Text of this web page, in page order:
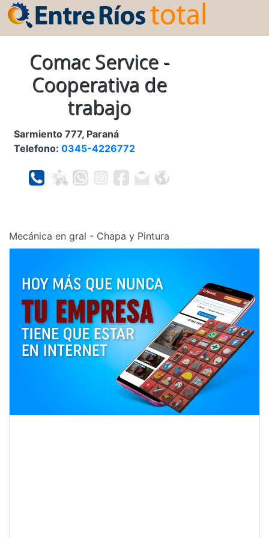
Comac Service -
Cooperativa de
trabajo
Sarmiento 777, Paraná
Telefono: 0345-4226772
Mecánica en gral - Chapa y Pintura